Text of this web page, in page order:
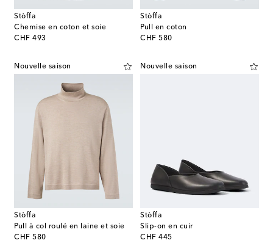
Stòffa
Chemise en coton et soie
CHF 493
original price
Stòffa
Pull en coton
CHF 580
original price
Nouvelle saison
Stòffa
Pull à col roulé en laine et soie
CHF 580
original price
Nouvelle saison
Stòffa
Slip-on en cuir
CHF 445
original price